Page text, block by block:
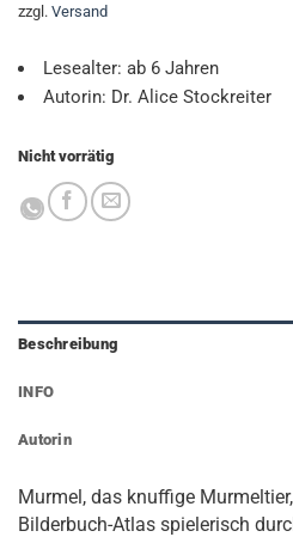
zzgl. Versand
Lesealter: ab 6 Jahren
Autorin: Dr. Alice Stockreiter
Nicht vorrätig
Beschreibung
INFO
Autorin
Murmel, das knuffige
Bilderbuch-Atlas spielerisch